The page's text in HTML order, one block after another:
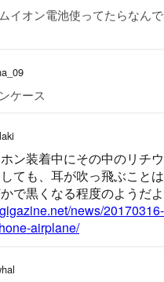
イオン電池使ってたらなん
ケース
ン装着中にその中のリチ
ても、耳が吹っ飛ぶこと
で黒くなる程度のようだよ
news/
airplane/